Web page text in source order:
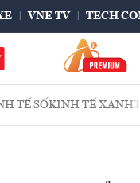
VNE TV TECH
TẾ SỐKINH TẾ XANH